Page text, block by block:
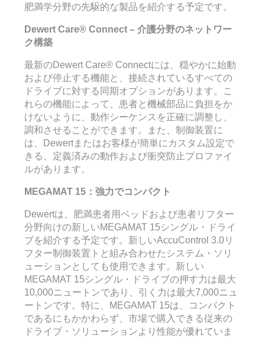
肥満学分野の先駆的な製品を紹介する予定です。
Dewert Care® Connect – 介護分野のネットワー
ク構築
最新のDewert Care® Connectには、穏やかに始動
および停止する機能と、接続されているすべての
ドライブに対する同期オプションがあります。こ
れらの機能によって、患者と機械部品に負担をか
けないように、動作シーケンスを正確に調整し、
調和させることができます。また、制御装置に
は、Dewertまたはお客様が簡単にカスタム設定で
きる、定義済みの動作および衝突防止プロファイ
ルがあります。
MEGAMAT 15 ：強力でコンパクト
Dewertは、肥満患者用ベッドおよび患者リフター
分野向けの新しいMEGAMAT 15シングル・ドライ
ブを紹介する予定です。新しいAccuControl 3.0リ
フター制御装置トと組み合わせたシステム・ソリ
ューションとしても使用できます。新しい
MEGAMAT 15シングル・ドライブの押す力は最大
10,000ニュートンであり、引く力は最大7,000ニュ
ートンです。特に、MEGAMAT 15は、コンパクト
であるにもかかわらず、市場で購入できる従来の
ドライブ・ソリューションより性能が優れていま